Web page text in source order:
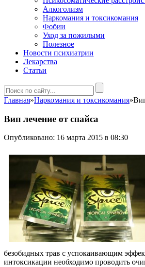
Алкоголизм
Наркомания и токсикомания
Фобии
Уход за пожилыми
Полезное
Новости психиатрии
Лекарства
Статьи
Главная»Наркомания и токсикомания»
Вип лечение от спайса
Опубликовано: 16 марта 2015 в 08:30
безобидных трав с успокаивающим
интоксикации необходимо проводить